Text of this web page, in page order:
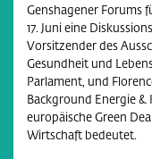
Genshagener Forums
17. Juni eine
Vorsitzender des
Gesundheit und
Parlament, und
Background Energie
europäische Green
Wirtschaft bedeutet.